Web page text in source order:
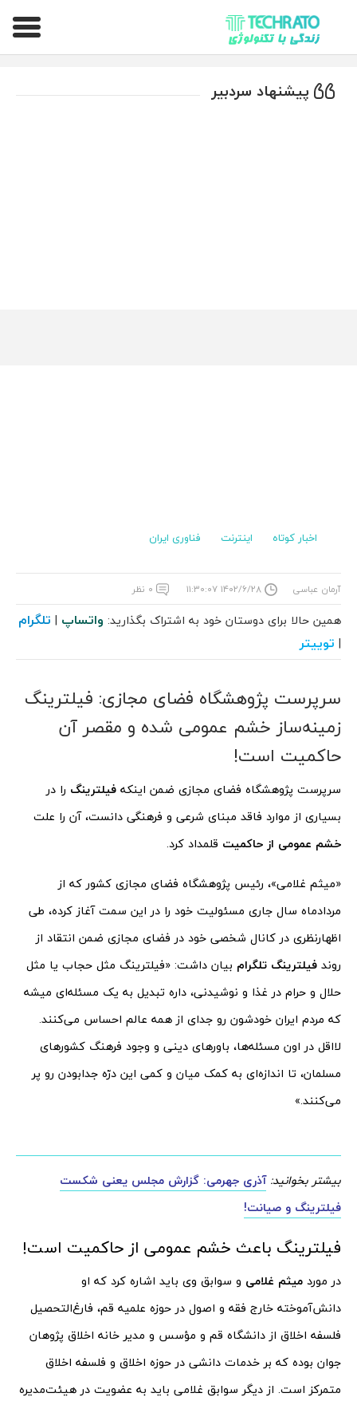
تکراتو – زندگی با تکنولوژی
پیشنهاد سردبیر
اخبار کوتاه اینترنت فناوری ایران
آرمان عباسی ۱۴۰۲/۶/۲۸ ۱۱:۳۰:۰۷ ۰ نظر
همین حالا برای دوستان خود به اشتراک بگذارید: واتساپ | تلگرام
| توییتر
سرپرست پژوهشگاه فضای مجازی: فیلترینگ
زمینه‌ساز خشم عمومی شده و مقصر آن
حاکمیت است!
سرپرست پژوهشگاه فضای مجازی ضمن اینکه فیلترینگ را در
بسیاری از موارد فاقد مبنای شرعی و فرهنگی دانست، آن را علت
خشم عمومی از حاکمیت قلمداد کرد.
«میثم غلامی»، رئیس پژوهشگاه فضای مجازی کشور که از
مردادماه سال جاری مسئولیت خود را در این سمت آغاز کرده، طی
اظهارنظری در کانال شخصی خود در فضای مجازی ضمن انتقاد از
روند فیلترینگ تلگرام بیان داشت: «فیلترینگ مثل حجاب یا مثل
حلال و حرام در غذا و نوشیدنی، داره تبدیل به یک مسئله‌ای میشه
که مردم ایران خودشون رو جدای از همه عالم احساس می‌کنند.
لااقل در اون مسئله‌ها، باورهای دینی و وجود فرهنگ کشورهای
مسلمان، تا اندازه‌ای به کمک میان و کمی این درّه جدابودن رو پر
می‌کنند.»
بیشتر بخوانید:آذری جهرمی: گزارش مجلس یعنی شکست
فیلترینگ و صیانت!
فیلترینگ باعث خشم عمومی از حاکمیت است!
در مورد میثم غلامی و سوابق وی باید اشاره کرد که او
دانش‌آموخته خارج فقه و اصول در حوزه علمیه قم، فارغ‌التحصیل
فلسفه اخلاق از دانشگاه قم و مؤسس و مدیر خانه اخلاق پژوهان
جوان بوده که بر خدمات دانشی در حوزه اخلاق و فلسفه اخلاق
متمرکز است. از دیگر سوابق غلامی باید به عضویت در هیئت‌مدیره